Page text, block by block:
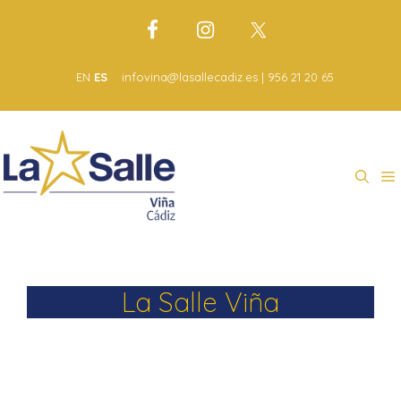
EN ES infovina@lasallecadiz.es | 956 21 20 65
La Salle Viña